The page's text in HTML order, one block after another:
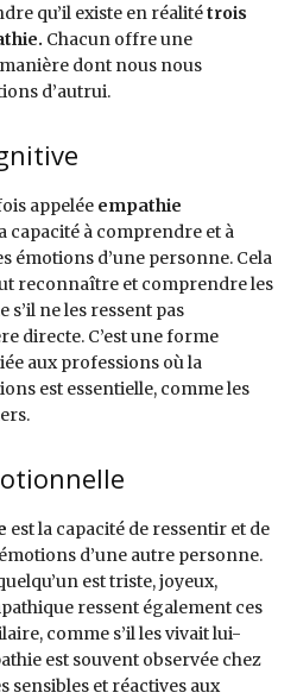
qu’il existe en réalitétrois
Chacun offre une
dont nous nous
d’autrui.
appelée empathie
capacité à comprendre et à
émotions d’une personne. Cela
reconnaître et comprendre les
s’il ne les ressent pas
directe. C’est une forme
aux professions où la
est essentielle, comme les
est la capacité de ressentir et de
d’une autre personne.
est triste, joyeux,
ressent également ces
comme s’il les vivait lui-
est souvent observée chez
sensibles et réactives aux